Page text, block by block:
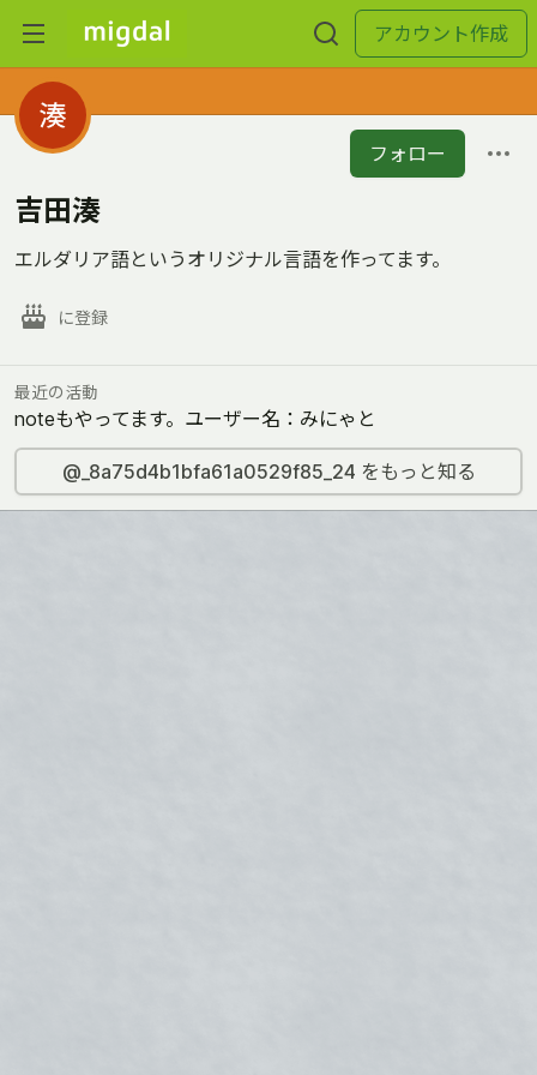
アカウント作成
フォロー
吉田湊
エルダリア語というオリジナル言語を作ってます。
に登録
最近の活動
noteもやってます。ユーザー名：みにゃと
@_8a75d4b1bfa61a0529f85_24 をもっと知る